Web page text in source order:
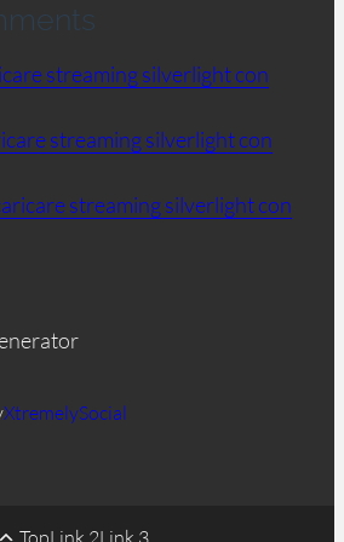
streaming silverlight con
streaming silverlight con
streaming silverlight con
XtremelySocial
TopLink 2Link 3